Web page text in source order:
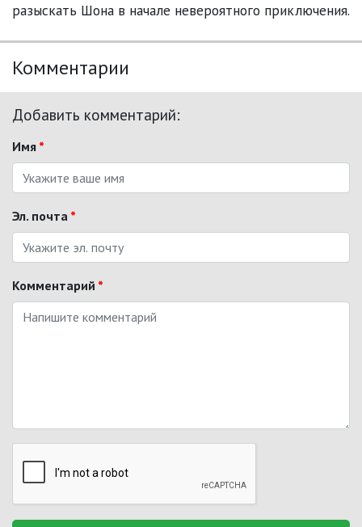
разыскать Шона в начале невероятного приключения.
Комментарии
Добавить комментарий:
Имя *
Эл. почта *
Комментарий *